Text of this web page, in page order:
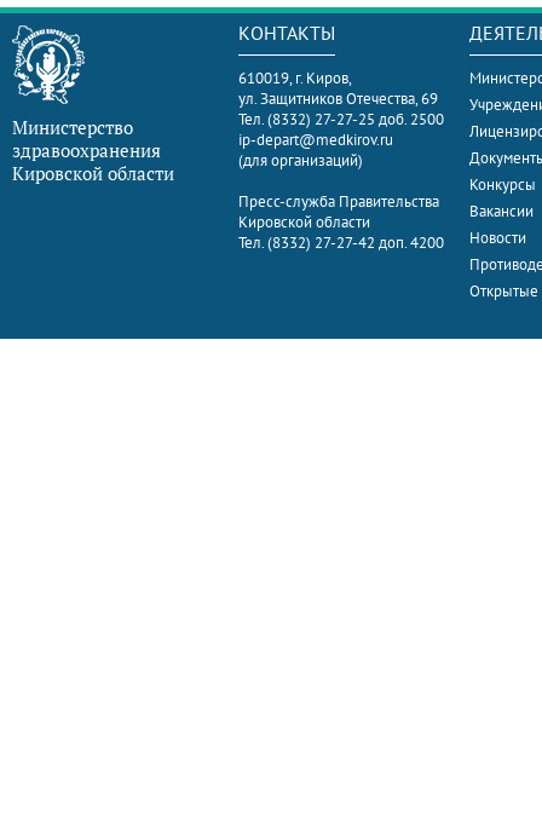
Министерство
здравоохранения
Кировской области
КОНТАКТЫ
610019, г. Киров,
ул. Защитников Отечества, 69
Тел. (8332) 27-27-25 доб. 2500
ip-depart@medkirov.ru
(для организаций)
Пресс-служба Правительства
Кировской области
Тел. (8332) 27-27-42 доп. 4200
Конкурсы
Вакансии
Новости